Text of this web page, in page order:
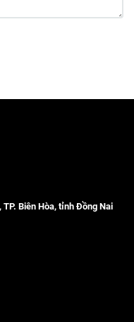
Biên Hòa, tỉnh Đồng Nai